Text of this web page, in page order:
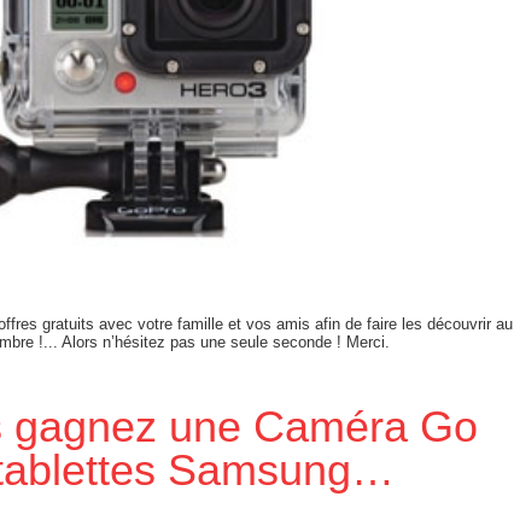
gratuits avec votre famille et vos amis afin de faire les découvrir au
!... Alors n’hésitez pas une seule seconde ! Merci.
gagnez une Caméra Go
Samsung…